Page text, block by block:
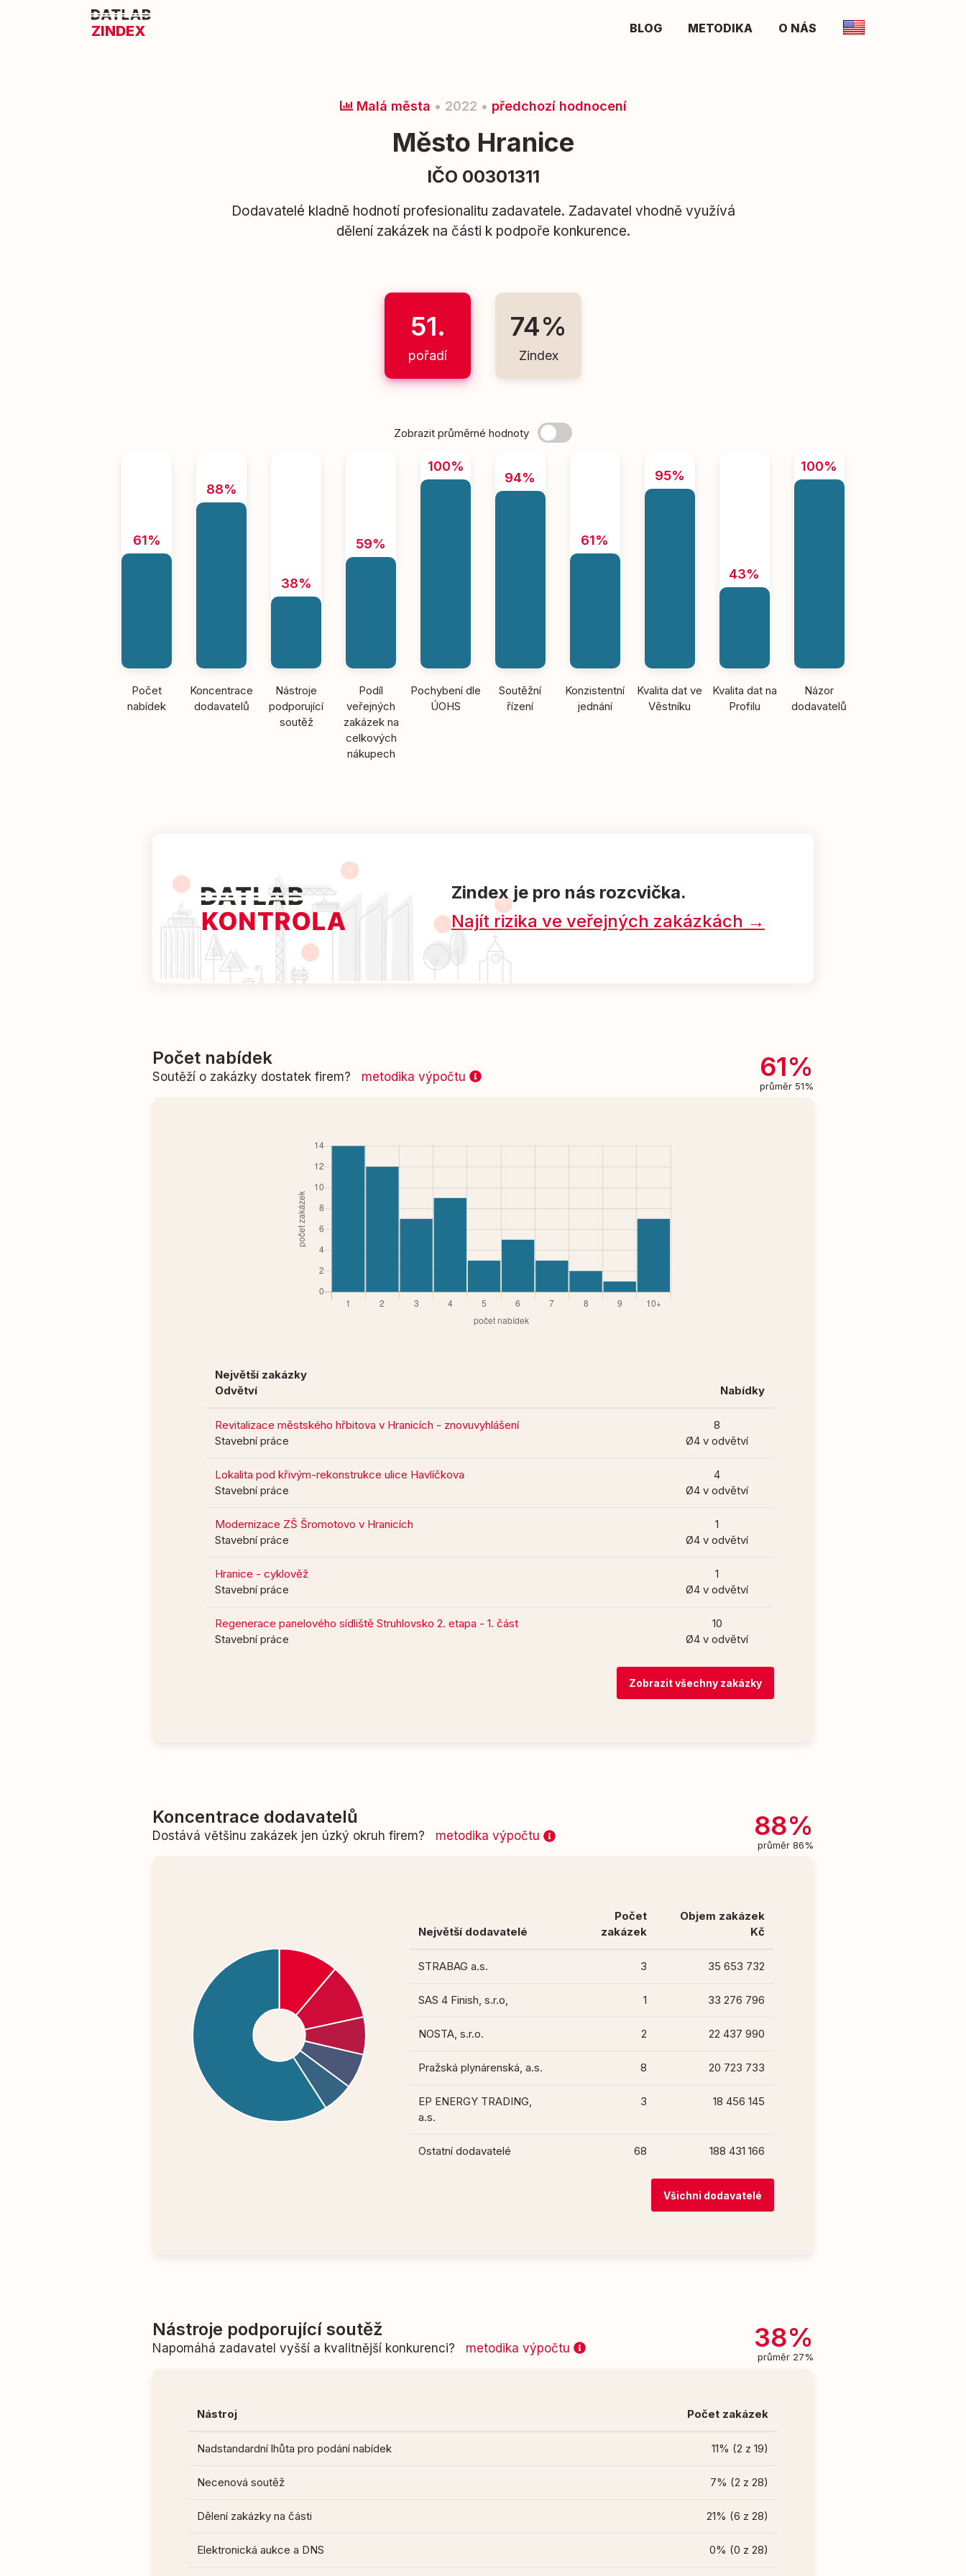
ZINDEX BLOG METODIKA O NÁS
Malá města • 2022 • předchozí hodnocení
Město Hranice
IČO 00301311
Dodavatelé kladně hodnotí profesionalitu zadavatele. Zadavatel vhodně využívá
dělení zakázek na části k podpoře konkurence.
51.
pořadí
74%
Zindex
Zobrazit průměrné hodnoty
61%
Počet
nabídek
88%
Koncentrace
dodavatelů
38%
Nástroje
podporující
soutěž
59%
Podíl
veřejných
zakázek na
celkových
nákupech
100%
Pochybení dle
ÚOHS
94%
Soutěžní
řízení
61%
Konzistentní
jednání
95%
Kvalita dat ve
Věstníku
43%
Kvalita dat na
Profilu
100%
Názor
dodavatelů
Zindex je pro nás rozcvička.
Najít rizika ve veřejných zakázkách →
Počet nabídek
Soutěží o zakázky dostatek firem? metodika výpočtu 61%
průměr 51%
Největší zakázky
Odvětví
Nabídky
Revitalizace městského hřbitova v Hranicích - znovuvyhlášení
Stavební práce
8
Ø4 v odvětví
Lokalita pod křivým-rekonstrukce ulice Havlíčkova
Stavební práce
4
Ø4 v odvětví
Modernizace ZŠ Šromotovo v Hranicích
Stavební práce
1
Ø4 v odvětví
Hranice - cyklověž
Stavební práce
1
Ø4 v odvětví
Regenerace panelového sídliště Struhlovsko 2. etapa - 1. část
Stavební práce
10
Ø4 v odvětví
Zobrazit všechny zakázky
Koncentrace dodavatelů
Dostává většinu zakázek jen úzký okruh firem? metodika výpočtu 88%
průměr 86%
Největší dodavatelé
Počet
zakázek
Objem zakázek
Kč
STRABAG a.s. 3 35 653 732
SAS 4 Finish, s.r.o, 1 33 276 796
NOSTA, s.r.o. 2 22 437 990
Pražská plynárenská, a.s. 8 20 723 733
EP ENERGY TRADING,
a.s.
3 18 456 145
Ostatní dodavatelé 68 188 431 166
Všichni dodavatelé
Nástroje podporující soutěž
Napomáhá zadavatel vyšší a kvalitnější konkurenci? metodika výpočtu 38%
průměr 27%
Nástroj Počet zakázek
Nadstandardní lhůta pro podání nabídek 11% (2 z 19)
Necenová soutěž 7% (2 z 28)
Dělení zakázky na části 21% (6 z 28)
Elektronická aukce a DNS 0% (0 z 28)